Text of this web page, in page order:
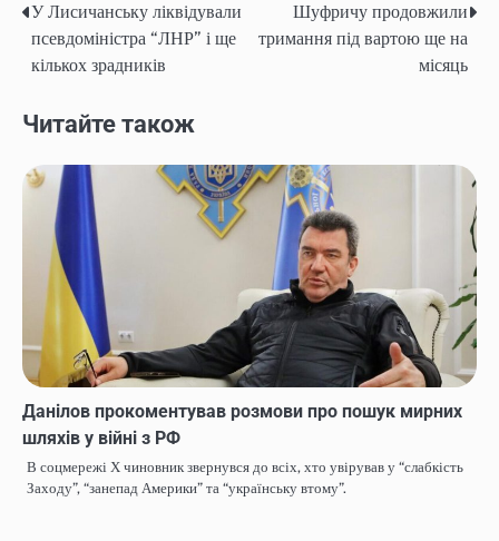
Post
navigation
У Лисичанську ліквідували
псевдоміністра “ЛНР” і ще
кількох зрадників
Шуфричу продовжили
тримання під вартою ще на
місяць
Читайте також
Данілов прокоментував розмови про пошук мирних
шляхів у війні з РФ
В соцмережі Х чиновник звернувся до всіх, хто увірував у “слабкість
Заходу”, “занепад Америки” та “українську втому”.